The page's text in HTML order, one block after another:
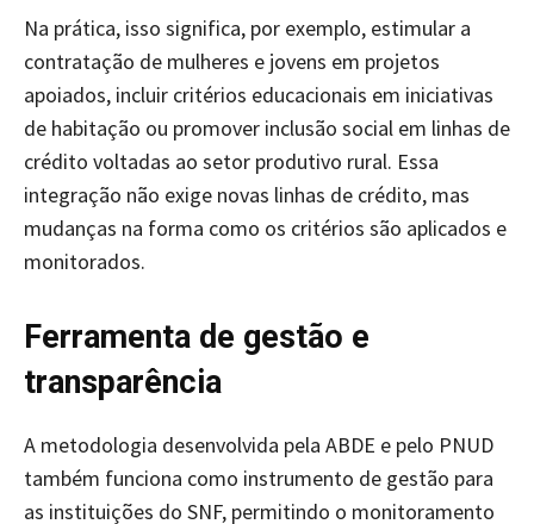
Na prática, isso significa, por exemplo, estimular a
contratação de mulheres e jovens em projetos
apoiados, incluir critérios educacionais em iniciativas
de habitação ou promover inclusão social em linhas de
crédito voltadas ao setor produtivo rural. Essa
integração não exige novas linhas de crédito, mas
mudanças na forma como os critérios são aplicados e
monitorados.
Ferramenta de gestão e
transparência
A metodologia desenvolvida pela ABDE e pelo PNUD
também funciona como instrumento de gestão para
as instituições do SNF, permitindo o monitoramento